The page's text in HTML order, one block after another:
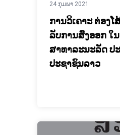
24 ກຸມພາ 2021
ການວິເຄາະ ຕ່ອງ
ລັບການສົ່ງອອກ ໃນ
ສາທາລະນະລັດ ປ
ປະຊາຊົນລາວ